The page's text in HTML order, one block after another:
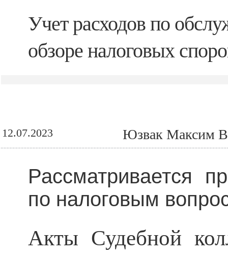
Учет расходов по
обзоре налоговых
12.07.2023 Юзвак Максим
Рассматривается
по налоговым
Акты Судебной